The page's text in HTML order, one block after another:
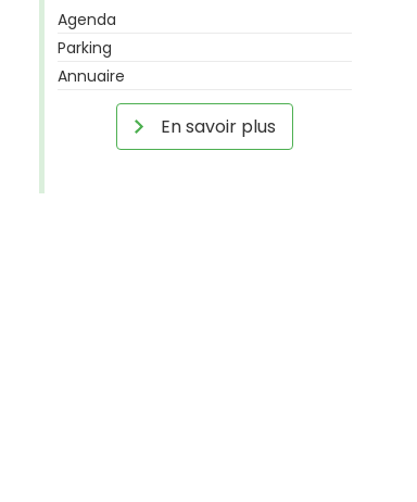
Agenda
Parking
Annuaire
En savoir plus